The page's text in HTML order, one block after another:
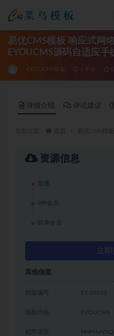
易优CMS模板 响应式网
EYOUCMS源码自适应手
EYOUCMS模板 3 年前 0
详情介绍 评论建议
资源信息
普通
VIP会员
终身会员
立即
其他信息
模版编号 EY-29833
模板内核 EYOUCMS
程序语言 PHP+MYSQL